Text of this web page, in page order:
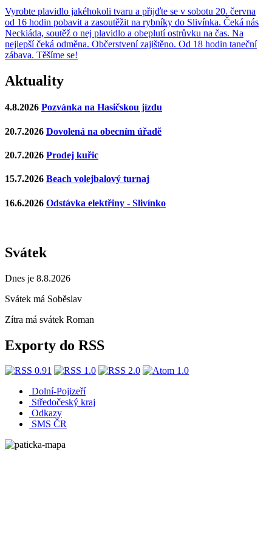
Vyrobte plavidlo jakéhokoli tvaru a přijďte se v sobotu 20. června
od 16 hodin pobavit a zasoutěžit na rybníky do Slivínka. Čeká nás
Neckiáda, soutěž o nej plavidlo a obeplutí ostrůvku na čas. Na
nejlepší čeká odměna. Občerstvení zajištěno. Od 18 hodin taneční
zábava. Těšíme se!
Aktuality
4.8.2026 Pozvánka na Hasičskou jízdu
20.7.2026 Dovolená na obecním úřadě
20.7.2026 Prodej kuřic
15.7.2026 Beach volejbalový turnaj
16.6.2026 Odstávka elektřiny - Slivínko
Svátek
Dnes je 8.8.2026
Svátek má Soběslav
Zítra má svátek Roman
Exporty do RSS
Dolní-Pojizeří
Středočeský kraj
Odkazy
SMS ČR